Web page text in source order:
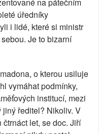
na pátečním
úředníky
i lidé, které si ministr
Je to bizarní
o kterou usiluje
vymáhat podmínky,
institucí, mezi
jiný ředitel? Nikoliv. V
let, se doc. Jiří